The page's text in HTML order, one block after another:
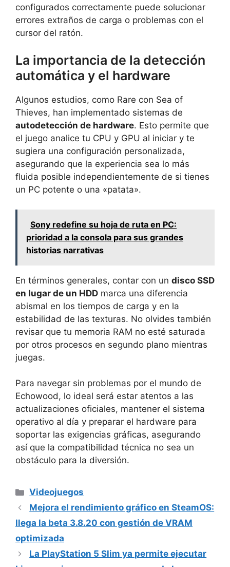
configurados correctamente puede solucionar
errores extraños de carga o problemas con el
cursor del ratón.
La importancia de la detección
automática y el hardware
Algunos estudios, como Rare con Sea of
Thieves, han implementado sistemas de
autodetección de hardware. Esto permite que
el juego analice tu CPU y GPU al iniciar y te
sugiera una configuración personalizada,
asegurando que la experiencia sea lo más
fluida posible independientemente de si tienes
un PC potente o una «patata».
Sony redefine su hoja de ruta en PC:
prioridad a la consola para sus grandes
historias narrativas
En términos generales, contar con un disco SSD
en lugar de un HDD marca una diferencia
abismal en los tiempos de carga y en la
estabilidad de las texturas. No olvides también
revisar que tu memoria RAM no esté saturada
por otros procesos en segundo plano mientras
juegas.
Para navegar sin problemas por el mundo de
Echowood, lo ideal será estar atentos a las
actualizaciones oficiales, mantener el sistema
operativo al día y preparar el hardware para
soportar las exigencias gráficas, asegurando
así que la compatibilidad técnica no sea un
obstáculo para la diversión.
Categorías
Videojuegos
Mejora el rendimiento gráfico en SteamOS:
llega la beta 3.8.20 con gestión de VRAM
optimizada
La PlayStation 5 Slim ya permite ejecutar